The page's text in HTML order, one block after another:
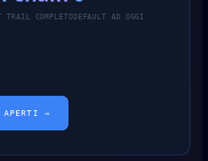
TRAIL COMPLETODEFAULT AD OGGI
→